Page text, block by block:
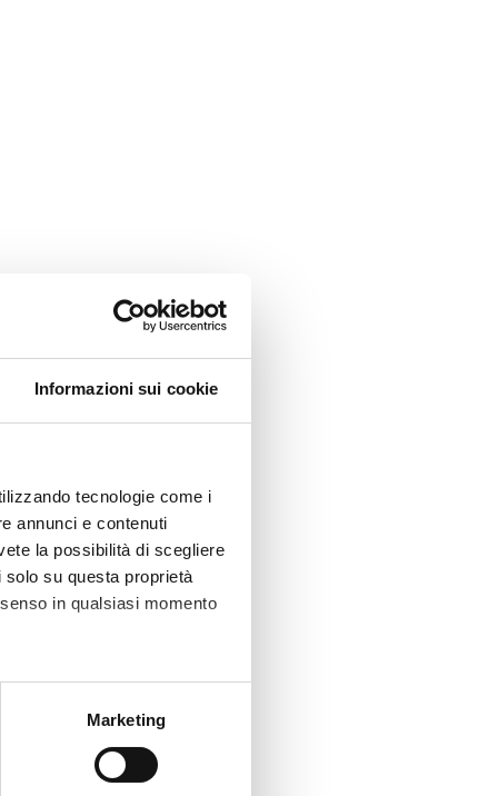
Informazioni sui cookie
tecnologie come i
annunci e contenuti
la possibilità di scegliere
su questa proprietà
in qualsiasi momento
metro,Marketing